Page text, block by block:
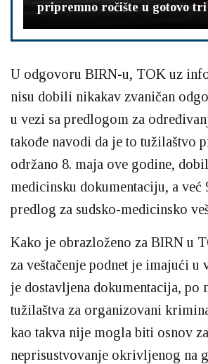
pripremno ročište u gotovo tri
U odgovoru BIRN-u, TOK uz
nisu dobili nikakav zvaničan
u vezi sa predlogom za
takođe navodi da je to tužilaštvo
održano 8. maja ove godine,
medicinsku dokumentaciju, a već
predlog za sudsko-medicinsko
Kako je obrazloženo za BIRN u
za veštačenje podnet je imajući u
je dostavljena dokumentacija, po
tužilaštva za organizovani
kao takva nije mogla biti osnov
neprisustvovanje okrivljenog na